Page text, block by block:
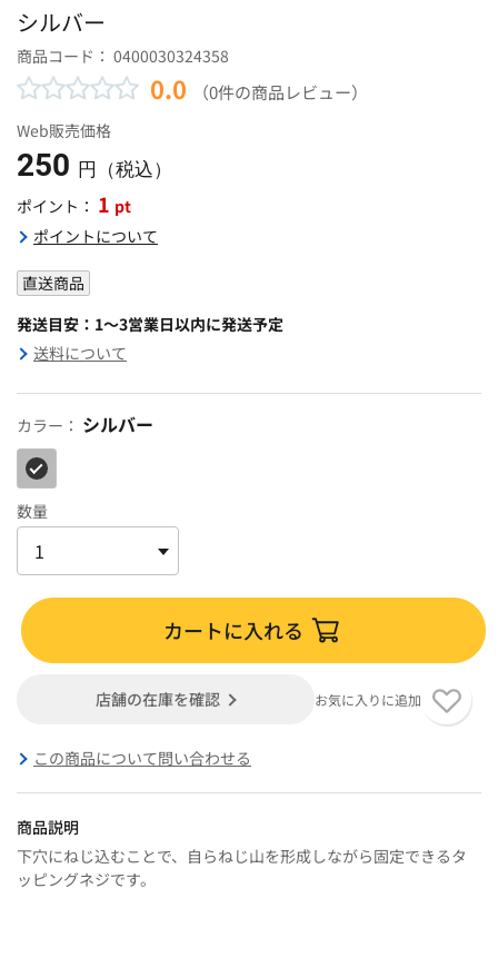
シルバー
商品コード： 0400030324358
0.0 （0件の商品レビュー）
Web販売価格
250 円（税込）
ポイント： 1 pt
ポイントについて
直送商品
発送目安：1～3営業日以内に発送予定
送料について
カラー： シルバー
数量
カートに入れる
店舗の在庫を確認 お気に入りに追加
この商品について問い合わせる
商品説明
下穴にねじ込むことで、自らねじ山を形成しながら固定できるタ
ッピングネジです。